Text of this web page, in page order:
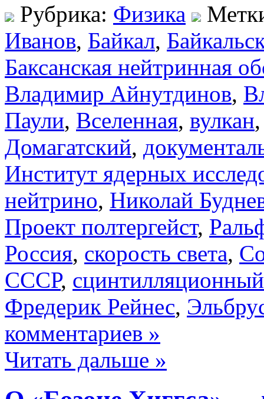
Рубрика: Физика
Иванов, Байкал,
Баксанская нейтринная
Владимир Айнутдинов,
Паули, Вселенная, вулкан
Домагатский,
Институт ядерных
нейтрино, Николай
Проект полтергейст,
Россия, скорость света,
СССР,
Фредерик Рейнес,
комментариев »
Читать дальше »